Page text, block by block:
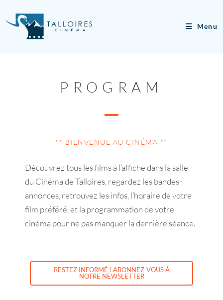
Menu
PROGRAM
** BIENVENUE AU CINÉMA **
Découvrez tous les films à l’affiche dans la salle
du Cinéma de Talloires, regardez les bandes-
annonces, retrouvez les infos, l’horaire de votre
film préféré, et la programmation de votre
cinéma pour ne pas manquer la dernière séance.
RESTEZ INFORMÉ ! ABONNEZ-VOUS À
NOTRE NEWSLETTER